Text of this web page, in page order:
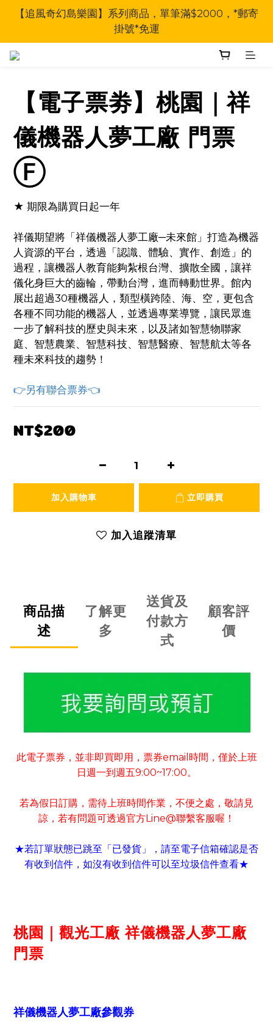
【追風奇幻島樂園】系列商品，單筆滿$2000，*郵寄
掛號*免運
【電子票劵】桃園｜祥
儀機器人夢工廠 門票
Ⓕ
★ 期限為購買日起一年
祥儀期望將「祥儀機器人夢工廠─未來館」打造為機器
人資源的平台，透過「認識、體驗、實作、創造」的
過程，讓機器人教育能夠紮根台灣、擴散全國，讓祥
儀化身巨大的齒輪，帶動台灣，進而轉動世界。館內
展出超過30種機器人，類型橫跨陸、海、空，更包含
各種不同功能的機器人，並透過專業導覽，讓民眾進
一步了解科技的歷史與未來，以及諸如智慧物聯家
庭、智慧農業、智慧科技、智慧醫療、智慧航太等各
種未來科技的趨勢！
👉另有聯合票券👈
NT$200
加入購物車 立即購買
加入追蹤清單
商品描
述
了解更
多
送貨及
付款方
式
顧客評
價
此電子票券 ， 並非即買即用 ， 票券email 時間 ， 僅於上班
日週一到週五9:00~17:00。
若為假日訂購 ， 需待上班時間作業 ， 不便之處 ， 敬請見
諒 ， 若有問題可透過官方Line@聯繫客服喔！
★若訂單狀態已跳至「已發貨」 ， 請至電子信箱確認是否
有收到信件 ， 如沒有收到信件可以至垃圾信件查看★
桃園｜觀光工廠 祥儀機器人夢工廠
門票
祥儀機器人夢工廠參觀券